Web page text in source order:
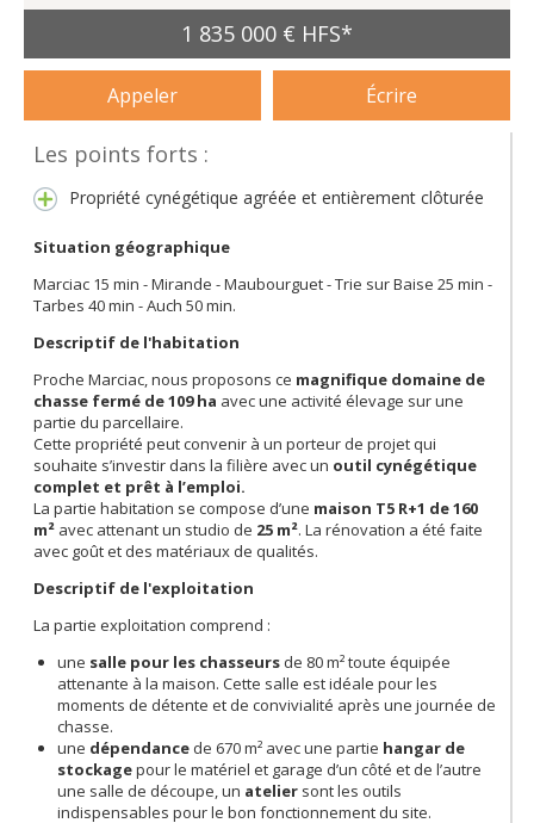
1 835 000 € HFS*
Appeler Écrire
Les points forts :
Propriété cynégétique agréée et entièrement clôturée
Situation géographique
Marciac 15 min - Mirande - Maubourguet - Trie sur Baise 25 min -
Tarbes 40 min - Auch 50 min.
Descriptif de l'habitation
Proche Marciac, nous proposons ce magnifique domaine de
chasse fermé de 109 ha avec une activité élevage sur une
partie du parcellaire.
Cette propriété peut convenir à un porteur de projet qui
souhaite s’investir dans la filière avec un outil cynégétique
complet et prêt à l’emploi.
La partie habitation se compose d’une maison T5 R+1 de 160
m² avec attenant un studio de 25 m². La rénovation a été faite
avec goût et des matériaux de qualités.
Descriptif de l'exploitation
La partie exploitation comprend :
une salle pour les chasseurs de 80 m² toute équipée
attenante à la maison. Cette salle est idéale pour les
moments de détente et de convivialité après une journée de
chasse.
une dépendance de 670 m² avec une partie hangar de
stockagepour le matériel et garage d’un côté et de l’autre
une salle de découpe, un atelier sont les outils
indispensables pour le bon fonctionnement du site.